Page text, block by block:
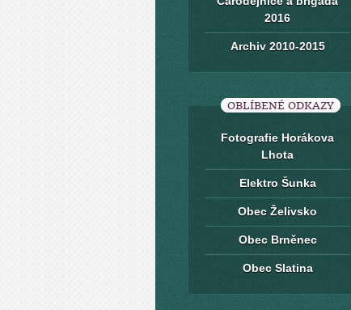
2016
Archiv 2010-2015
OBLÍBENÉ ODKAZY
Fotografie Horákova
Lhota
Elektro Šunka
Obec Želivsko
Obec Brněnec
Obec Slatina